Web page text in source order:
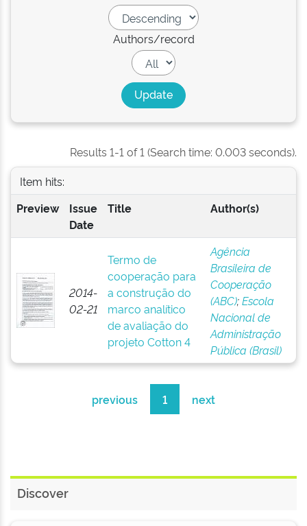
Authors/record
Results 1-1 of 1 (Search time: 0.003 seconds).
Item hits:
Preview
Issue
Date
Title Author(s)
2014-
02-21
Termo de
cooperação para
a construção do
marco analítico
de avaliação do
projeto Cotton 4
Agência
Brasileira de
Cooperação
(ABC);Escola
Nacional de
Administração
Pública (Brasil)
previous 1 next
Discover